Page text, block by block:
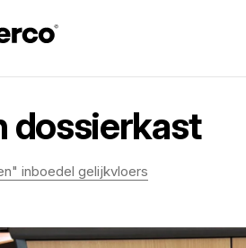
dossierkast
inboedel gelijkvloers